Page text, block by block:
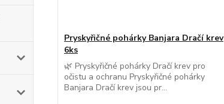
Pryskyřičné pohárky Banjara Dračí krev
6ks
🌿 Pryskyřičné pohárky Dračí krev pro
očistu a ochranu Pryskyřičné pohárky
Banjara Dračí krev jsou pr...